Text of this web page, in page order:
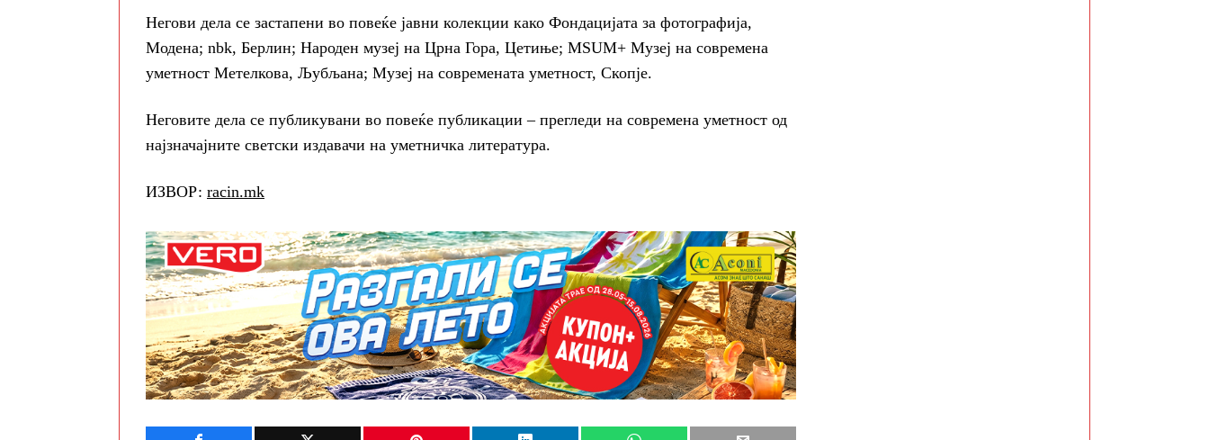
Негови дела се застапени во повеќе јавни колекции како Фондацијата за фотографија,
Модена; nbk, Берлин; Народен музеј на Црна Гора, Цетиње; MSUM+ Музеј на современа
уметност Метелкова, Љубљана; Музеј на современата уметност, Скопје.
Неговите дела се публикувани во повеќе публикации – прегледи на современа уметност од
најзначајните светски издавачи на уметничка литература.
ИЗВОР: racin.mk